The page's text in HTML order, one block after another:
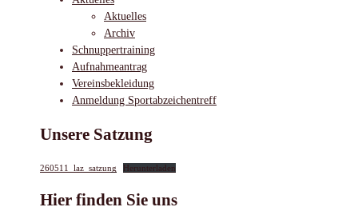
Aktuelles
Archiv
Schnuppertraining
Aufnahmeantrag
Vereinsbekleidung
Anmeldung Sportabzeichentreff
Unsere Satzung
260511_laz_satzung Herunterladen
Hier finden Sie uns